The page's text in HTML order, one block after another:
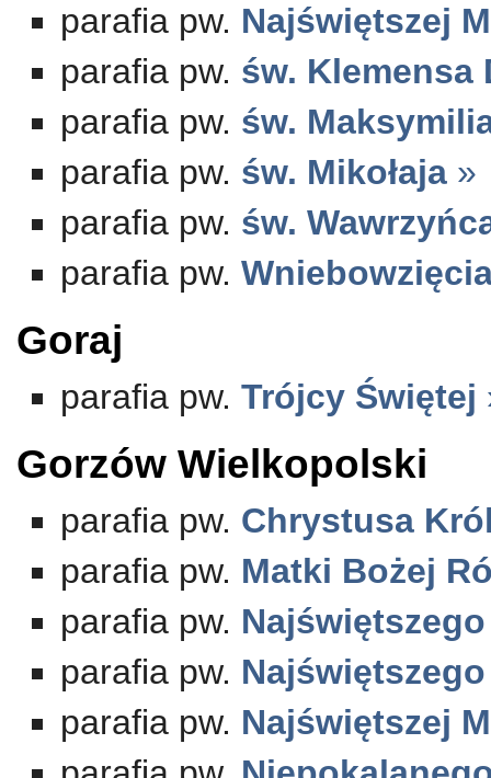
parafia pw. Najświętszej
parafia pw. św. Klemensa
parafia pw. św.
parafia pw. św. Mikołaja »
parafia pw. św.
parafia pw.
Goraj
parafia pw. Trójcy Świętej
Gorzów Wielkopolski
parafia pw. Chrystusa
parafia pw. Matki Bożej
parafia pw.
parafia pw.
parafia pw. Najświętszej